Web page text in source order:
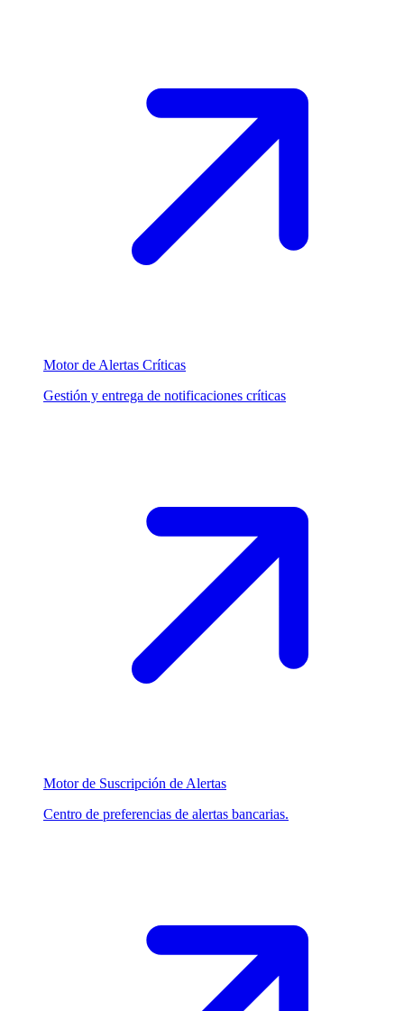
Motor de Alertas Críticas
Gestión y entrega de notificaciones críticas
Motor de Suscripción de Alertas
Centro de preferencias de alertas bancarias.